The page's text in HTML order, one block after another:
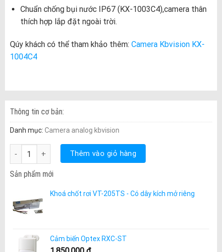
Chuẩn chống bụi nước IP67 (KX-1003C4),camera thân
thích hợp lắp đặt ngoài trời.
Qúy khách có thể tham khảo thêm: Camera Kbvision KX-
1004C4
Thông tin cơ bản:
Danh mục: Camera analog kbvision
Camera Kbvision KX-1003C4 số lượng
Thêm vào giỏ hàng
Sản phẩm mới
Khoá chốt rơi VT-205TS - Có dây kích mở riêng
Cảm biến Optex RXC-ST